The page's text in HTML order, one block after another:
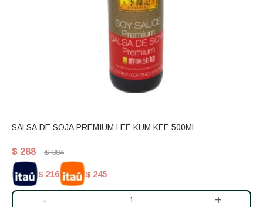
SALSA DE SOJA PREMIUM LEE KUM KEE 500ML
$ 288 $ 384
$ 216 $ 245
- +